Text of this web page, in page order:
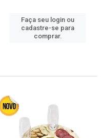
Faça seu login ou
cadastre-se para
comprar.